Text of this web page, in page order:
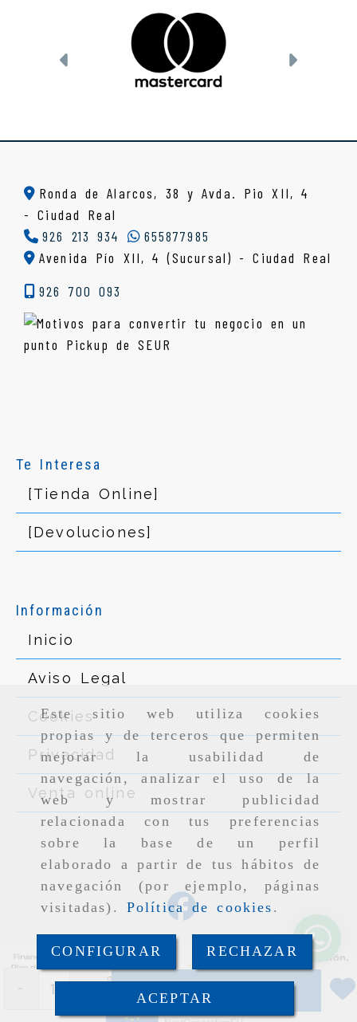
Este sitio web utiliza cookies
propias y de terceros que permiten
mejorar la usabilidad de
navegación, analizar el uso de la
web y mostrar publicidad
relacionada con tus preferencias
sobre la base de un perfil
elaborado a partir de tus hábitos de
navegación (por ejemplo, páginas
visitadas). Política de cookies .
CONFIGURAR RECHAZAR
ACEPTAR
+ Añadir
Anterior
Ronda de Alarcos, 38 y Avda. Pio XII, 4
-Ciudad Real
926 213 934
655877985
Avenida Pío XII, 4 (Sucursal) - Ciudad Real
926 700 093
Te Interesa
[Tienda Online]
[Devoluciones]
Información
Inicio
Aviso Legal
Cookies
Privacidad
Venta online